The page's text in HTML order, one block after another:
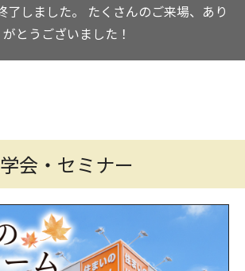
了しました。 たくさんのご来場、あり
がとうございました！
会・セミナー